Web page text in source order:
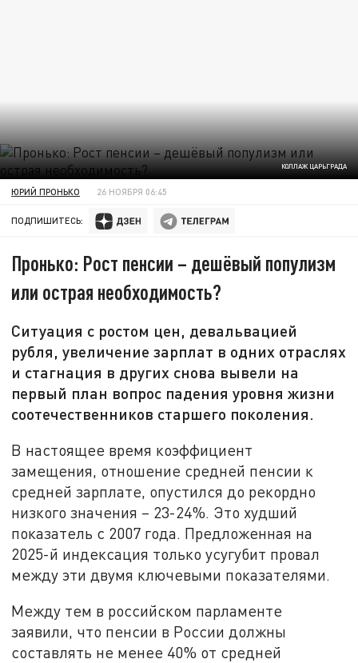
КОЛЛАЖ ЦАРЬГРАДА
ЮРИЙ ПРОНЬКО 26 НОЯБРЯ 06:45
ПОДПИШИТЕСЬ:
Пронько: Рост пенсии – дешёвый популизм
или острая необходимость?
Ситуация с ростом цен, девальвацией
рубля, увеличение зарплат в одних отраслях
и стагнация в других снова вывели на
первый план вопрос падения уровня жизни
соотечественников старшего поколения.
В настоящее время коэффициент
замещения, отношение средней пенсии к
средней зарплате, опустился до рекордно
низкого значения – 23-24%. Это худший
показатель с 2007 года. Предложенная на
2025-й индексация только усугубит провал
между эти двумя ключевыми показателями.
Между тем в российском парламенте
заявили, что пенсии в России должны
составлять не менее 40% от средней